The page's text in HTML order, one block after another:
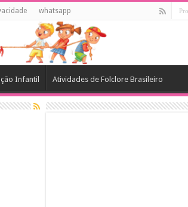
whatsapp
Infantil Atividades de Folclore Brasileiro